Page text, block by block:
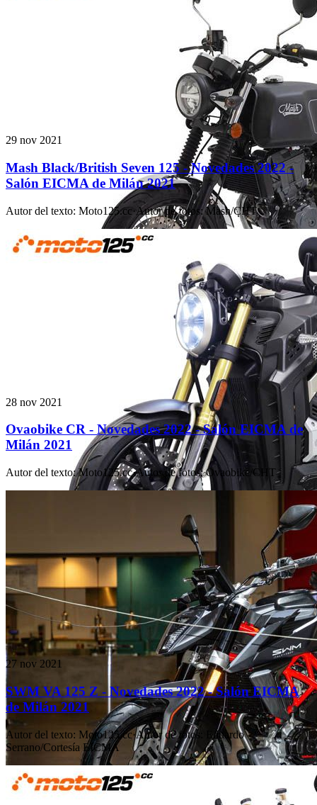
29 nov 2021
Mash Black/British Seven 125 - Novedades 2022 -
Salón EICMA de Milán 2021
Autor del texto: Moto125.cc·Autor de fotos: Mash/CHT
28 nov 2021
Ovaobike CR - Novedades 2022 - Salón EICMA de
Milán 2021
Autor del texto: Moto125.cc·Autor de fotos: Ovaobike/CHT
27 nov 2021
SWM VA 125 Z - Novedades 2022 - Salón EICMA
de Milán 2021
Autor del texto: Moto125.cc·Autor de fotos
Eduardo
Serrano/Cortesía EICMA